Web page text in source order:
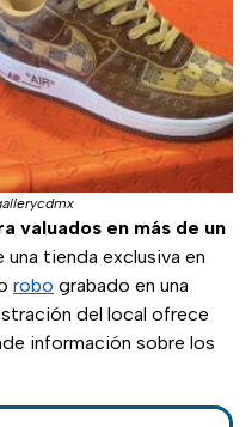
valuados en más de un
tienda exclusiva en
robo grabado en una
del local ofrece
información sobre los